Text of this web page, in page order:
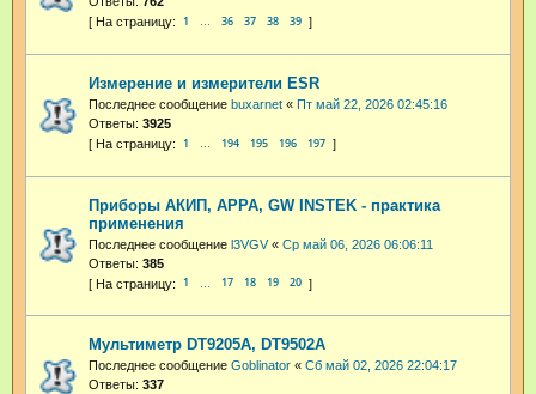
1 … 36 37 38 39
Измерение и измерители ESR
Последнее сообщение buxarnet « Пт май 22, 2026 02:45:16
Ответы: 3925
1 … 194 195 196 197
Приборы АКИП, APPA, GW INSTEK - практика
применения
Последнее сообщение l3VGV« Ср май 06, 2026 06:06:11
Ответы: 385
1 17 18 19 20
Мультиметр DT9205A, DT9502A
Последнее сообщение Goblinator « Сб май 02, 2026 22:04:17
Ответы: 337